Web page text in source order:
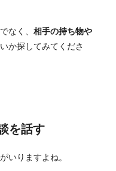
なく、 相手の持ち物や
か探してみてくださ
を話す
いりますよね。